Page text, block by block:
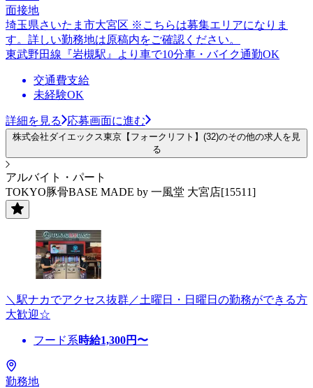
面接地
埼玉県さいたま市大宮区 ※こちらは募集エリアになりま
す。詳しい勤務地は原稿内をご確認ください。
東武野田線『岩槻駅』より車で10分車・バイク通勤OK
交通費支給
未経験OK
詳細を見る 応募画面に進む
株式会社ダイエックス東京【フォークリフト】(32)のその他の求人を見
る
アルバイト・パート
TOKYO豚骨BASE MADE by 一風堂 大宮店[15511]
＼駅ナカでアクセス抜群／土曜日・日曜日の勤務ができる方
大歓迎☆
フード系時給1,300円〜
勤務地